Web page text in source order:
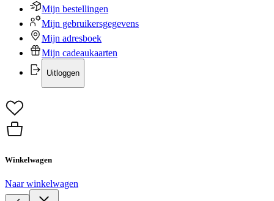
Mijn bestellingen
Mijn gebruikersgegevens
Mijn adresboek
Mijn cadeaukaarten
Uitloggen
Winkelwagen
Naar winkelwagen